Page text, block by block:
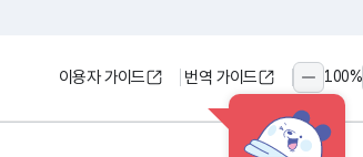
이용자 가이드 번역 가이드
축소
100%